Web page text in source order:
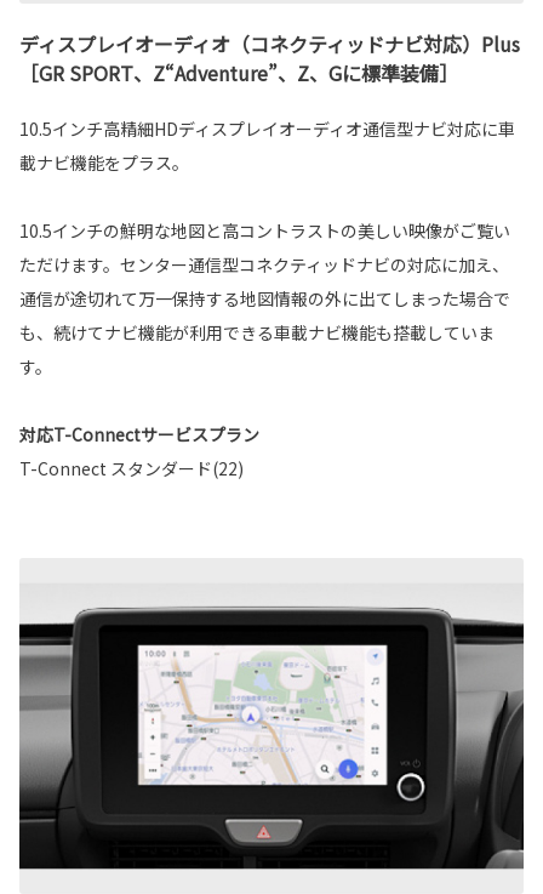
ディスプレイオーディオ（コネクティッドナビ対応）Plus
［GR SPORT、Z“Adventure”、Z、Gに標準装備］
10.5インチ高精細HDディスプレイオーディオ通信型ナビ対応に車
載ナビ機能をプラス。
10.5インチの鮮明な地図と高コントラストの美しい映像がご覧い
ただけます。センター通信型コネクティッドナビの対応に加え、
通信が途切れて万一保持する地図情報の外に出てしまった場合で
も、続けてナビ機能が利用できる車載ナビ機能も搭載していま
す。
対応T-Connectサービスプラン
T-Connect スタンダード(22)